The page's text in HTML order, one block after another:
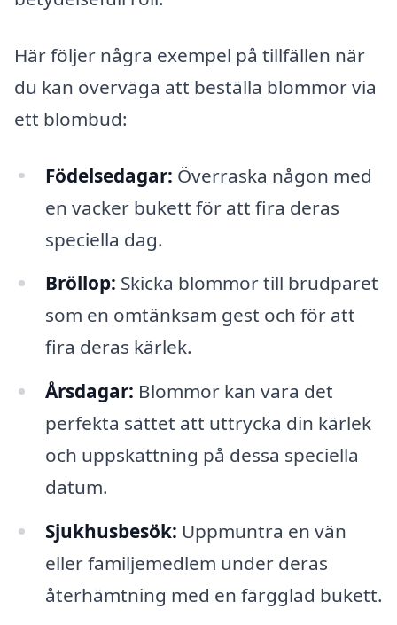
Här följer några exempel på tillfällen när
du kan överväga att beställa blommor via
ett blombud:
Födelsedagar: Överraska någon med
en vacker bukett för att fira deras
speciella dag.
Bröllop: Skicka blommor till brudparet
som en omtänksam gest och för att
fira deras kärlek.
Årsdagar: Blommor kan vara det
perfekta sättet att uttrycka din kärlek
och uppskattning på dessa speciella
datum.
Sjukhusbesök: Uppmuntra en vän
eller familjemedlem under deras
återhämtning med en färgglad bukett.